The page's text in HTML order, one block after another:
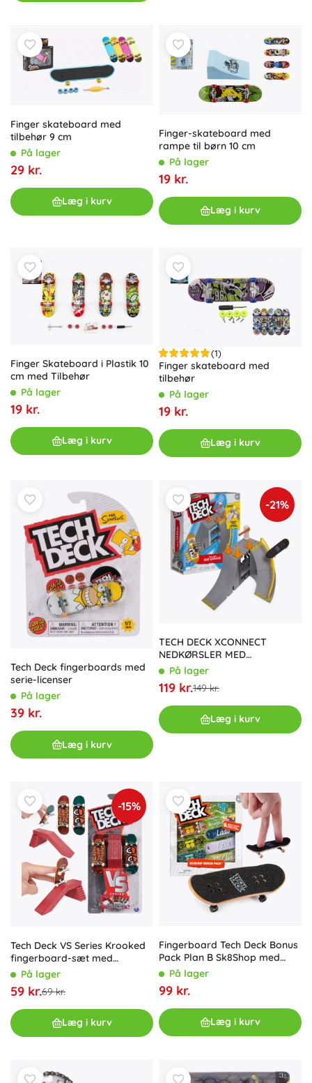
Finger skateboard med
tilbehør 9 cm
På lager
29 kr.
Læg i kurv
Finger-skateboard med
rampe til børn 10 cm
På lager
19 kr.
Læg i kurv
Finger Skateboard i Plastik 10
cm med Tilbehør
På lager
19 kr.
Læg i kurv
(1)
Finger skateboard med
tilbehør
På lager
19 kr.
Læg i kurv
Tech Deck fingerboards med
serie-licenser
På lager
39 kr.
Læg i kurv
-21%
TECH DECK XCONNECT
NEDKØRSLER MED
GELÆNDER
På lager
119 kr.149 kr.
Læg i kurv
-15%
Tech Deck VS Series Krooked
fingerboard-sæt med
forhindring, 2 stk.
På lager
59 kr.69 kr.
Læg i kurv
Fingerboard Tech Deck Bonus
Pack Plan B Sk8Shop med
tilbehør, 6 stk.
På lager
99 kr.
Læg i kurv